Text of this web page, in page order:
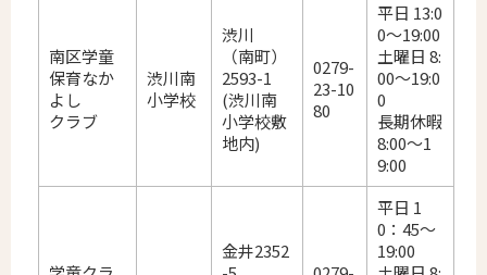
南区学童
保育なか
よし
クラブ
渋川南
小学校
渋川
（南町）
2593-1
(渋川南
小学校敷
地内)
0279-
23-10
80
平日 13:0
0～19:00
土曜日 8:
00～19:0
0
長期休暇
8:00～1
9:00
金井2352
平日 1
0：45～
19:00